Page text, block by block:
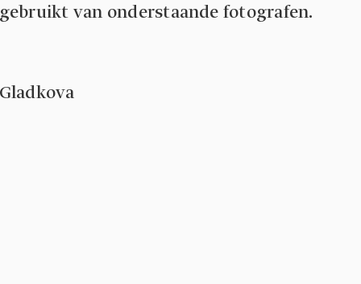
van onderstaande fotografen.